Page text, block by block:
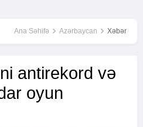
Ana Səhifə Azərbaycan Xəbər
antirekord və
oyun